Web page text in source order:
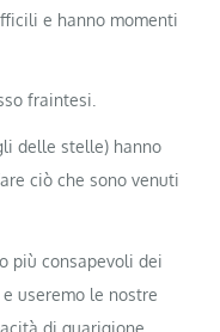
e hanno momenti
fraintesi.
delle stelle) hanno
ciò che sono venuti
più consapevoli dei
useremo le nostre
di guarigione.